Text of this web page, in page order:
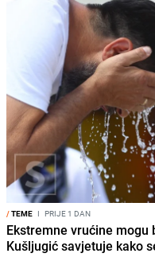
/TEME I PRIJE 1 DAN
Ekstremne vrućine
Kušljugić savjetuje kako